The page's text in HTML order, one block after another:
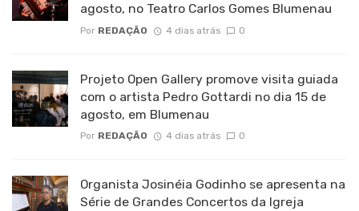
agosto, no Teatro Carlos Gomes Blumenau
Por REDAÇÃO 4 dias atrás 0
Projeto Open Gallery promove visita guiada
com o artista Pedro Gottardi no dia 15 de
agosto, em Blumenau
Por REDAÇÃO 4 dias atrás 0
Organista Josinéia Godinho se apresenta na
Série de Grandes Concertos da Igreja